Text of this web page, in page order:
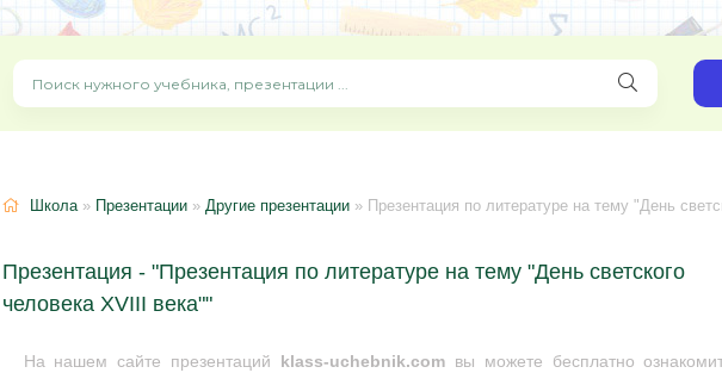
Школа» Презентации » Другие презентации » Презентация по литературе на тему "День
Презентация - "Презентация по литературе на тему "День светского
человека XVIII века""
На нашем сайте презентаций klass-uchebnik.comвы можете бесплатно